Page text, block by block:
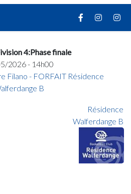
4:Phase finale
2026 - 14h00
Filano - FORFAIT Résidence
B
Résidence
Walferdange B